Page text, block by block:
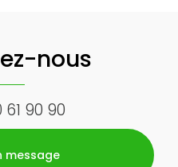
nous
61 90 90
message